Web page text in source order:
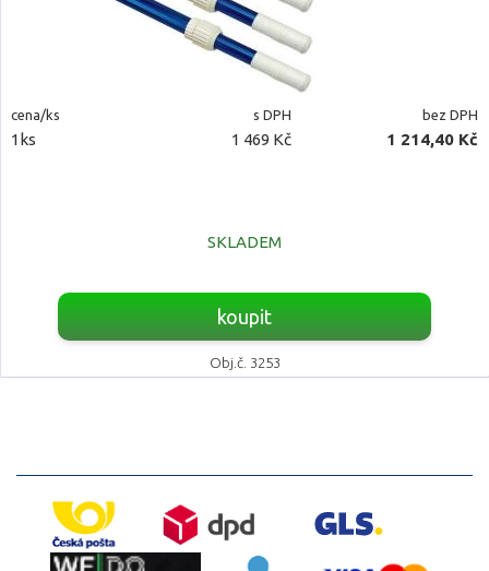
cena/ks s DPH bez DPH
1ks 1 469 Kč 1 214,40 Kč
SKLADEM
koupit
Obj.č. 3253